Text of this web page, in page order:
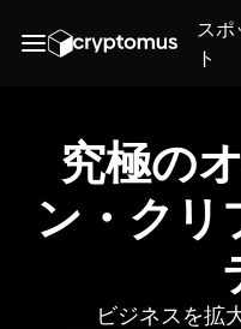
スポ
ト
究極の
ン・クリ
ビジネスを拡